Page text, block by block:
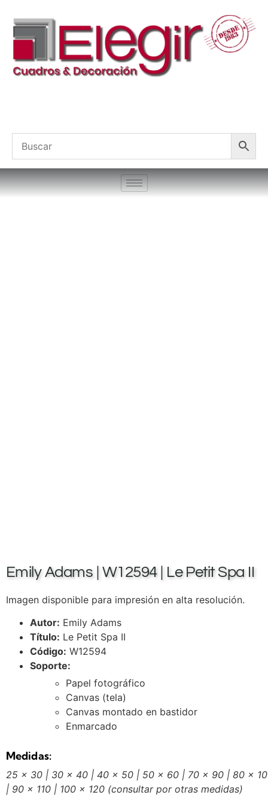
Emily Adams | W12594 | Le Petit Spa II
Imagen disponible para impresión en alta resolución.
Autor: Emily Adams
Título: Le Petit Spa II
Código: W12594
Soporte:
Papel fotográfico
Canvas (tela)
Canvas montado en bastidor
Enmarcado
Medidas:
25 x 30 | 30 x 40 | 40 x 50 | 50 x 60 | 70 x 90 | 80 x
| 90 x 110 | 100 x 120 (consultar por otras medidas)